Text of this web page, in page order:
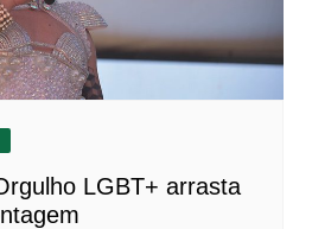
LGBT+ arrasta